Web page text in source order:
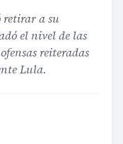
retirar a su
el nivel de las
reiteradas
Lula.